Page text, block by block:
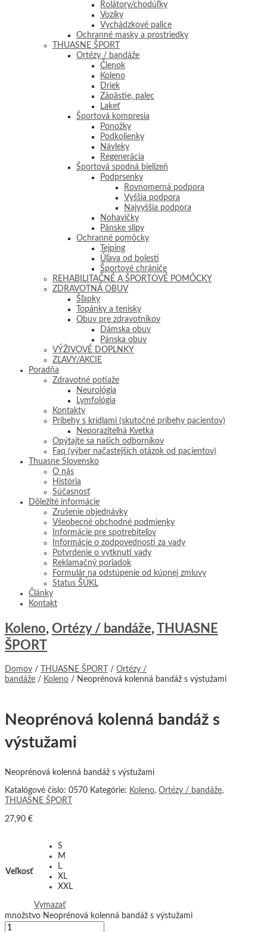
Rolátory/chodúľky
Vozíky
Vychádzkové palice
Ochranné masky a prostriedky
THUASNE ŠPORT
Ortézy / bandáže
Členok
Koleno
Driek
Zápästie, palec
Lakeť
Športová kompresia
Ponožky
Podkolienky
Návleky
Regenerácia
Športová spodná bielizeň
Podprsenky
Rovnomerná podpora
Vyššia podpora
Najvyššia podpora
Nohavičky
Pánske slipy
Ochranné pomôcky
Tejping
Úľava od bolesti
Športové chrániče
REHABILITAČNÉ A ŠPORTOVÉ POMÔCKY
ZDRAVOTNÁ OBUV
Šľapky
Topánky a tenisky
Obuv pre zdravotníkov
Dámska obuv
Pánska obuv
VÝŽIVOVÉ DOPLNKY
ZĽAVY/AKCIE
Poradňa
Zdravotné potiaže
Neurológia
Lymfológia
Kontakty
Príbehy s krídlami (skutočné príbehy pacientov)
Neporaziteľná Kvetka
Opýtajte sa našich odborníkov
Faq (výber načastejších otázok od pacientov)
Thuasne Slovensko
O nás
História
Súčasnosť
Dôležité informácie
Zrušenie objednávky
Všeobecné obchodné podmienky
Informácie pre spotrebiteľov
Informácie o zodpovednosti za vady
Potvrdenie o vytknutí vady
Reklamačný poriadok
Formulár na odstúpenie od kúpnej zmluvy
Status ŠÚKL
Články
Kontakt
Koleno, Ortézy / bandáže, THUASNE
ŠPORT
Domov / THUASNE ŠPORT / Ortézy /
bandáže / Koleno / Neoprénová kolenná bandáž s výstužami
Neoprénová kolenná bandáž s
výstužami
Neoprénová kolenná bandáž s výstužami
Katalógové číslo: 0570 Kategórie: Koleno, Ortézy / bandáže,
THUASNE ŠPORT
27,90 €
Veľkosť
S
M
L
XL
XXL
Vymazať
množstvo Neoprénová kolenná bandáž s výstužami